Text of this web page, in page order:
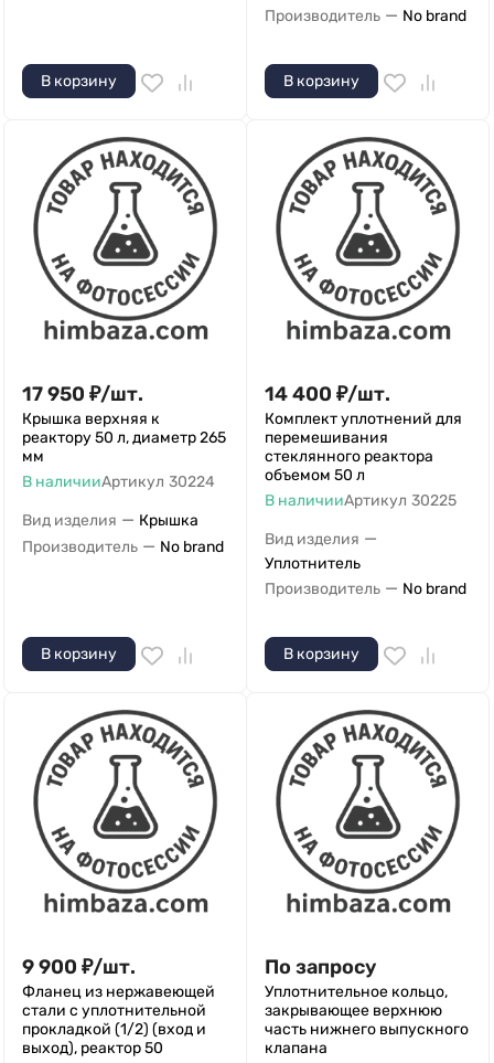
В корзину
Производитель — No brand
В корзину
17 950 ₽/шт.
Крышка верхняя к
реактору 50 л, диаметр 265
мм
В наличииАртикул 30224
Вид изделия — Крышка
Производитель — No brand
В корзину
14 400 ₽/шт.
Комплект уплотнений для
перемешивания
стеклянного реактора
объемом 50 л
В наличииАртикул 30225
Вид изделия —
Уплотнитель
Производитель — No brand
В корзину
9 900 ₽/шт.
Фланец из нержавеющей
стали с уплотнительной
прокладкой (1/2) (вход и
выход), реактор 50
По запросу
Уплотнительное кольцо,
закрывающее верхнюю
часть нижнего выпускного
клапана